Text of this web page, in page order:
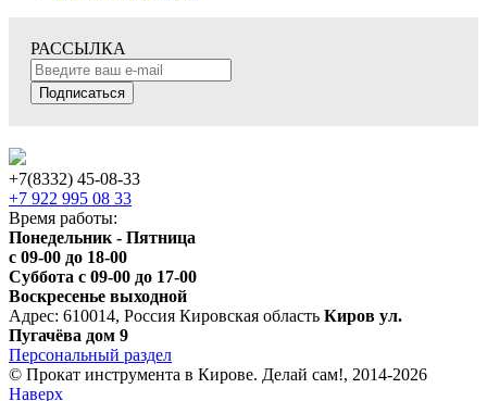
РАССЫЛКА
Подписаться
+7(8332) 45-08-33
+7 922 995 08 33
Время работы:
Понедельник - Пятница
с 09-00 до 18-00
Суббота с 09-00 до 17-00
Воскресенье выходной
Адрес: 610014, Россия Кировская область Киров ул.
Пугачёва дом 9
Персональный раздел
© Прокат инструмента в Кирове. Делай сам!, 2014-2026
Наверх